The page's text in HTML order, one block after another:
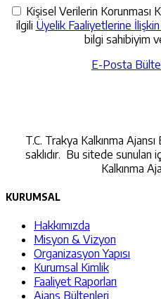
Kişisel Verilerin Korunması
ilgili Üyelik Faaliyetlerine
bilgi sahibiyim
E-Posta
T.C. Trakya Kalkınma
saklıdır. Bu sitede sunulan
Kalkınma
KURUMSAL
Hakkımızda
Misyon & Vizyon
Organizasyon Yapısı
Kurumsal Kimlik
Faaliyet Raporları
Ajans Bültenleri